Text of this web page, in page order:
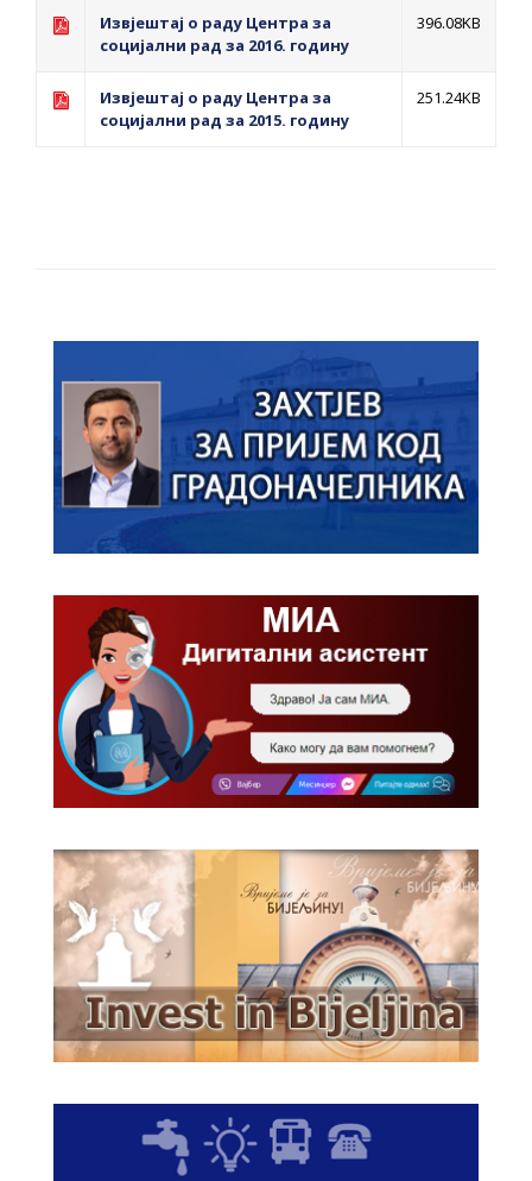
Извјештај о раду Центра за
социјални рад за 2016. годину
396.08KB
Извјештај о раду Центра за
социјални рад за 2015. годину
251.24KB